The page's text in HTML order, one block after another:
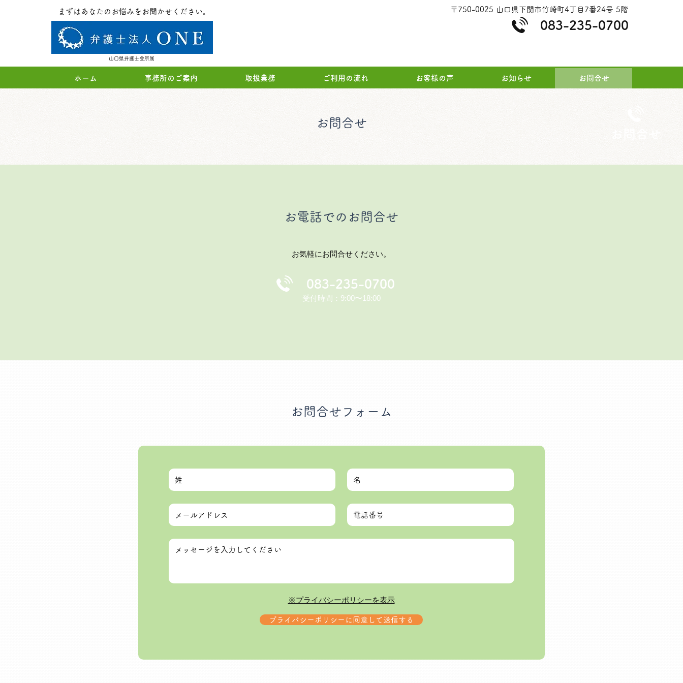
まずはあなたのお悩みをお聞かせください。
山口県弁護士会所属
〒750-0025 山口県下関市竹崎町4丁目7番24号 5階
083-235-0700
ホーム 事務所のご案内 取扱業務 ご利用の流れ お客様の声 お知らせ お問合せ
お問合せ
お電話でのお問合せ
お気軽にお問合せください。
083-235-0700
受付時間：9:00〜18:00
お問合せフォーム
※プライバシーポリシーを表示
プライバシーポリシーに同意して送信する